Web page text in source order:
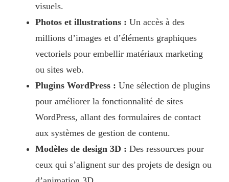
visuels.
Photos et illustrations : Un accès à des
millions d’images et d’éléments graphiques
vectoriels pour embellir matériaux marketing
ou sites web.
Plugins WordPress : Une sélection de plugins
pour améliorer la fonctionnalité de sites
WordPress, allant des formulaires de contact
aux systèmes de gestion de contenu.
Modèles de design 3D : Des ressources pour
ceux qui s’alignent sur des projets de design ou